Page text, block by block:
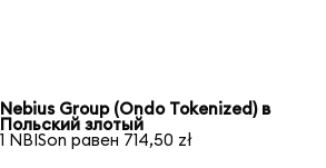
Nebius Group (Ondo Tokenized) в
Польский злотый
1 NBISon равен 714,50 zł